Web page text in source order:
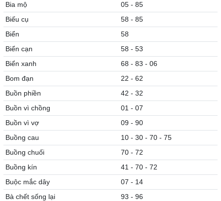
Bia mộ
05 - 85
Biếu cụ
58 - 85
Biển
58
Biển cạn
58 - 53
Biển xanh
68 - 83 - 06
Bom đạn
22 - 62
Buồn phiền
42 - 32
Buồn vì chồng
01 - 07
Buồn vì vợ
09 - 90
Buồng cau
10 - 30 - 70 - 75
Buồng chuối
70 - 72
Buồng kín
41 - 70 - 72
Buộc mắc dây
07 - 14
Bà chết sống lại
93 - 96